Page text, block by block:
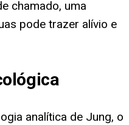
chamado, uma
pode trazer alívio e
analítica de Jung, o